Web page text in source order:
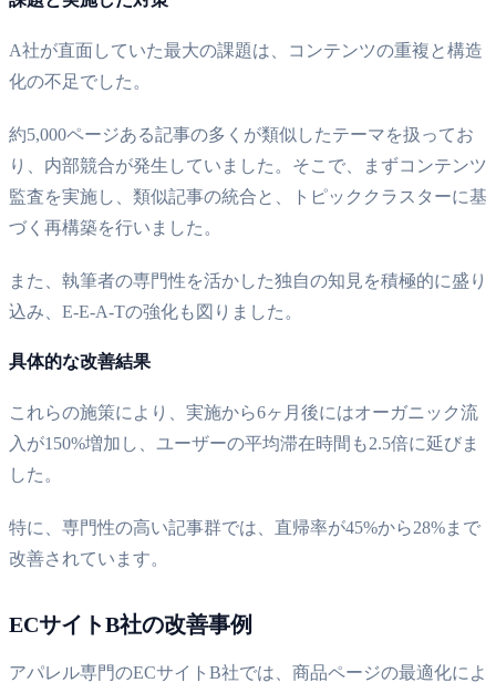
A社が直面していた最大の課題は、コンテンツの重複と構造
化の不足でした。
約5,000ページある記事の多くが類似したテーマを扱ってお
り、内部競合が発生していました。そこで、まずコンテンツ
監査を実施し、類似記事の統合と、トピッククラスターに基
づく再構築を行いました。
また、執筆者の専門性を活かした独自の知見を積極的に盛り
込み、E-E-A-Tの強化も図りました。
具体的な改善結果
これらの施策により、実施から6ヶ月後にはオーガニック流
入が150%増加し、ユーザーの平均滞在時間も2.5倍に延びま
した。
特に、専門性の高い記事群では、直帰率が45%から28%まで
改善されています。
ECサイトB社の改善事例
アパレル専門のECサイトB社では、商品ページの最適化によ